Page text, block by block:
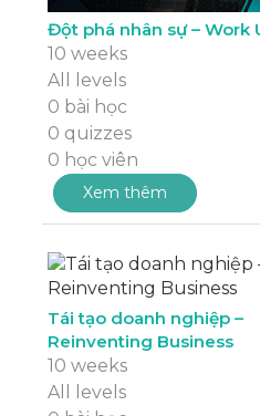
Đột phá nhân sự – Work
10 weeks
All levels
0 bài học
0 quizzes
0 học viên
Xem thêm
Tái tạo doanh nghiệp –
Reinventing Business
10 weeks
All levels